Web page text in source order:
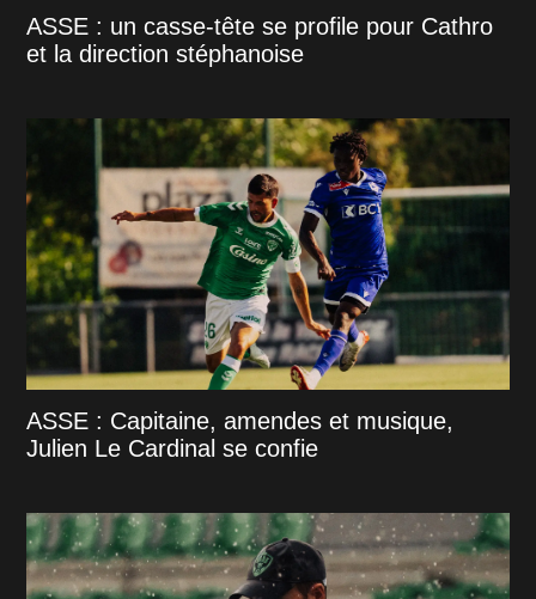
ASSE : un casse-tête se profile pour Cathro
et la direction stéphanoise
ASSE : Capitaine, amendes et musique,
Julien Le Cardinal se confie